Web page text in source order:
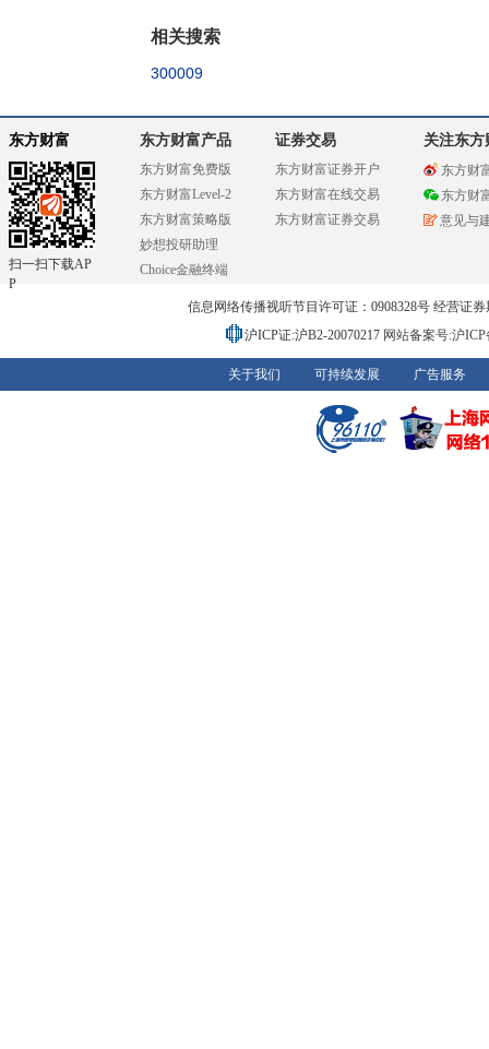
相关搜索
300009
东方财富
扫一扫下载AP
P
东方财富产品
东方财富免费版
东方财富Level-2
东方财富策略版
妙想投研助理
Choice金融终端
证券交易
东方财富证券开户
东方财富在线交易
东方财富证券交易
关注东方
东方财
东方财
意见与
信息网络传播视听节目许可证：0908328号 经营证
沪ICP证:沪B2-20070217 网站备案号:沪
关于我们 可持续发展 广告服务